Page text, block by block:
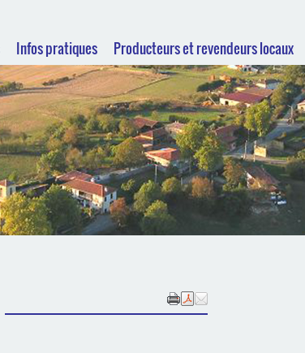
Infos pratiques Producteurs et revendeurs locaux